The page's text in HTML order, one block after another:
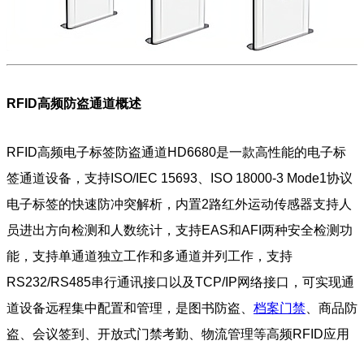
RFID高频防盗通道概述
RFID高频电子标签防盗通道HD6680是一款高性能的电子标
签通道设备，支持ISO/IEC 15693、ISO 18000-3 Mode1协议
电子标签的快速防冲突解析，内置2路红外运动传感器支持人
员进出方向检测和人数统计，支持EAS和AFI两种安全检测功
能，支持单通道独立工作和多通道并列工作，支持
RS232/RS485串行通讯接口以及TCP/IP网络接口，可实现通
道设备远程集中配置和管理，是图书防盗、 档案门禁 、商品防
盗、会议签到、开放式门禁考勤、物流管理等高频RFID应用